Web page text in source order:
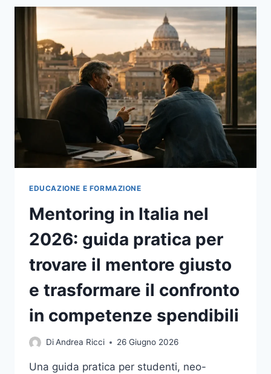
UN
BRAND
RESPONSABILE
TRA
ETICHETTE,
FILIERA
GREENWASHING
EDUCAZIONE E FORMAZIONE
Mentoring in Italia nel
2026: guida pratica per
trovare il mentore giusto
e trasformare il confronto
in competenze spendibili
DiAndrea Ricci 26 Giugno 2026
Una guida pratica per studenti, neo-